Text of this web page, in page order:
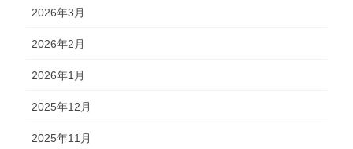
2026年3月
2026年2月
2026年1月
2025年12月
2025年11月